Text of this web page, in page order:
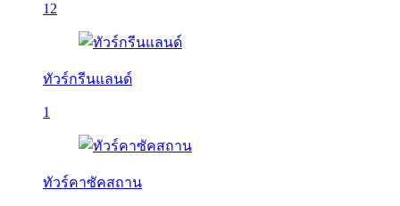
12
ทัวร์กรีนแลนด์
1
ทัวร์คาซัคสถาน